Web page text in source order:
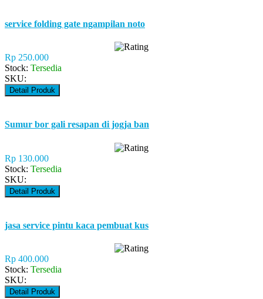
service folding gate ngampilan noto
Rp 250.000
Stock: Tersedia
SKU:
Detail Produk
Sumur bor gali resapan di jogja ban
Rp 130.000
Stock: Tersedia
SKU:
Detail Produk
jasa service pintu kaca pembuat kus
Rp 400.000
Stock: Tersedia
SKU:
Detail Produk